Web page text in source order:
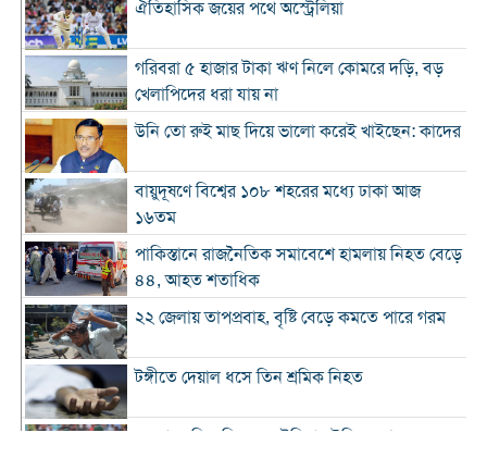
ঐতিহাসিক জয়ের পথে অস্ট্রেলিয়া
গরিবরা ৫ হাজার টাকা ঋণ নিলে কোমরে দড়ি, বড়
খেলাপিদের ধরা যায় না
উনি তো রুই মাছ দিয়ে ভালো করেই খাইছেন: কাদের
বায়ুদূষণে বিশ্বের ১০৮ শহরের মধ্যে ঢাকা আজ
১৬তম
পাকিস্তানে রাজনৈতিক সমাবেশে হামলায় নিহত বেড়ে
৪৪, আহত শতাধিক
২২ জেলায় তাপপ্রবাহ, বৃষ্টি বেড়ে কমতে পারে গরম
টঙ্গীতে দেয়াল ধসে তিন শ্রমিক নিহত
১২ রানে লিড নিয়ে অস্ট্রেলিয়ার ইনিংস শেষ